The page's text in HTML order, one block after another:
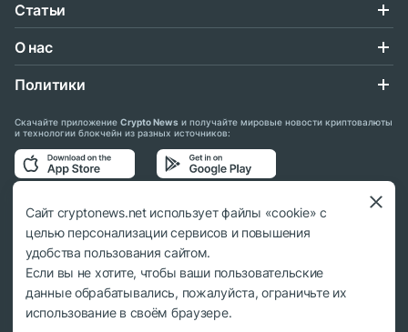
Статьи
О нас
Политики
Скачайте приложение Crypto News и получайте мировые новости криптовалюты
и технологии блокчейн из разных источников:
Подписывайтесь на нас в социальных сетях:
© 2018 - 2026 Crypto News. При использовании материалов ссылка на
cryptonews.net обязательна.
Сайт cryptonews.net использует файлы «cookie» с
целью персонализации сервисов и повышения
удобства пользования сайтом.
Если вы не хотите, чтобы ваши пользовательские
данные обрабатывались, пожалуйста, ограничьте их
использование в своём браузере.